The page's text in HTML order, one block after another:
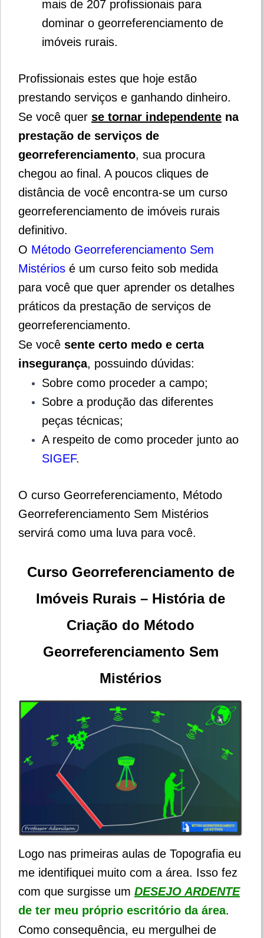
mais de 207 profissionais para
dominar o georreferenciamento de
imóveis rurais.
Profissionais estes que hoje estão
prestando serviços e ganhando dinheiro.
Se você quer se tornar independente na
prestação de serviços de
georreferenciamento, sua procura
chegou ao final. A poucos cliques de
distância de você encontra-se um curso
georreferenciamento de imóveis rurais
definitivo.
O Método Georreferenciamento Sem
Mistérios é um curso feito sob medida
para você que quer aprender os detalhes
práticos da prestação de serviços de
georreferenciamento.
Se você sente certo medo e certa
insegurança, possuindo dúvidas:
Sobre como proceder a campo;
Sobre a produção das diferentes
peças técnicas;
A respeito de como proceder junto ao
SIGEF.
O curso Georreferenciamento, Método
Georreferenciamento Sem Mistérios
servirá como uma luva para você.
Curso Georreferenciamento de
Imóveis Rurais – História de
Criação do Método
Georreferenciamento Sem
Mistérios
Logo nas primeiras aulas de Topografia eu
me identifiquei muito com a área. Isso fez
com que surgisse um DESEJO ARDENTE
de ter meu próprio escritório da área.
Como consequência, eu mergulhei de